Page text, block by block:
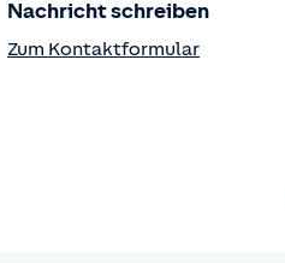
Nachricht schreiben
Zum Kontaktformular